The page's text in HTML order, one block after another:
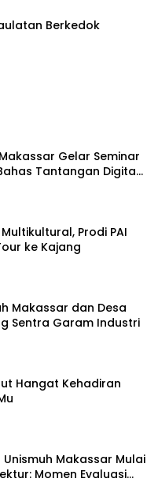
Berkedok
Makassar Gelar Seminar
Tantangan Digital
Prodi PAI
ke Kajang
Makassar dan Desa
Sentra Garam Industri
Hangat Kehadiran
Makassar Mulai
Momen Evaluasi